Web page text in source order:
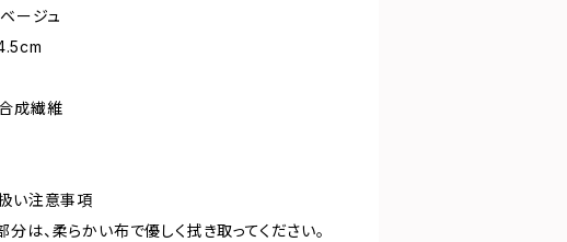
ベージュ
合成繊維
い注意事項
は、柔らかい布で優しく拭き取ってください。